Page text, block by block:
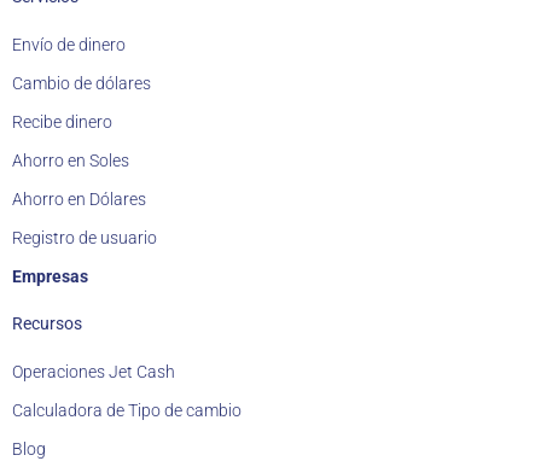
Envío de dinero
Cambio de dólares
Recibe dinero
Ahorro en Soles
Ahorro en Dólares
Registro de usuario
Empresas
Recursos
Operaciones Jet Cash
Calculadora de Tipo de cambio
Blog